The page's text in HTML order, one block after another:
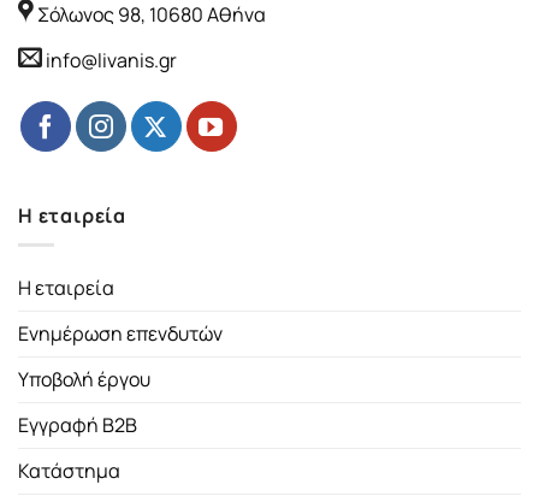
Σόλωνος 98, 10680 Αθήνα
info@livanis.gr
Η εταιρεία
Η εταιρεία
Ενημέρωση επενδυτών
Υποβολή έργου
Εγγραφή B2B
Κατάστημα